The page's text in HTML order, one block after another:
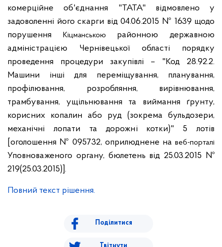
комерційне об'єднання "ТАТА" відмовлено у
задоволенні його скарги від 04.06.2015 № 1639 щодо
порушення
Кіцманською
районною державною
адміністрацією Чернівецької області порядку
проведення процедури закупівлі – "Код 28.92.2.
Машини інші для переміщування, планування,
профілювання, розробляння, вирівнювання,
трамбування, ущільнювання та виймання ґрунту,
корисних копалин або руд (зокрема бульдозери,
механічні лопати та дорожні котки)" 5 лотів
[оголошення № 095732, оприлюднене на веб-порталі
Уповноваженого органу, бюлетень від 25.03.2015 №
219(25.03.2015)].
Повний текст рішення.
Поділитися